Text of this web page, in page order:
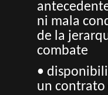
ni mala
de la
combate
•
un contrato